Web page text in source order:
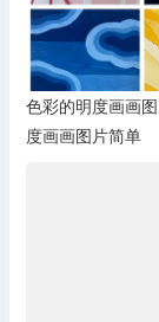
色彩的明度画画
度画画图片简单